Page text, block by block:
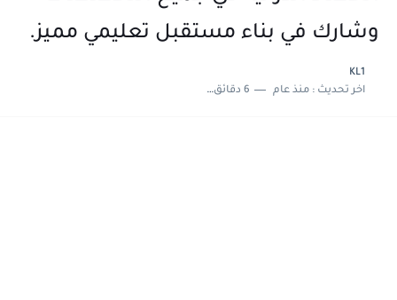
وشارك في بناء مستقبل تعليمي مميز.
KL1
اخر تحديث :منذ عام 6 دقائق للقراءة